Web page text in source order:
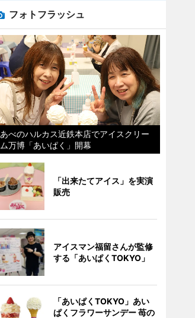
フォトフラッシュ
あべのハルカス近鉄本店でアイスクリー
ム万博「あいぱく」開幕
「出来たてアイス」を実演
販売
アイスマン福留さんが監修
する「あいぱくTOKYO」
「あいぱくTOKYO」あい
ぱくフラワーサンデー 苺の